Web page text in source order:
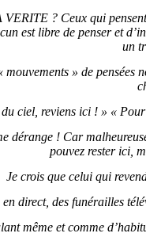
? Ceux qui
est libre de penser et
un
mouvements » de
ciel, reviens ici ! » «
dérange ! Car
pouvez rester ici,
Je crois que celui qui
direct, des funérailles
même et comme